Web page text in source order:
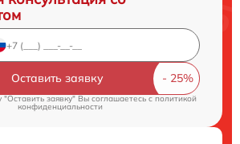
Оставить заявку
заявку" Вы соглашаетесь cполитикой
конфиденциальности